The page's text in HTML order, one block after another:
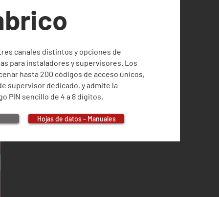
canales distintos y opciones de
para instaladores y supervisores. Los
hasta 200 códigos de acceso únicos,
supervisor dedicado, y admite la
PIN sencillo de 4 a 8 dígitos.
Hojas de datos - Manuales